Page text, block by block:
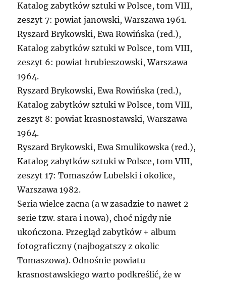
Katalog zabytków sztuki w Polsce, tom VIII,
zeszyt 7: powiat janowski, Warszawa 1961.
Ryszard Brykowski, Ewa Rowińska (red.),
Katalog zabytków sztuki w Polsce, tom VIII,
zeszyt 6: powiat hrubieszowski, Warszawa
1964.
Ryszard Brykowski, Ewa Rowińska (red.),
Katalog zabytków sztuki w Polsce, tom VIII,
zeszyt 8: powiat krasnostawski, Warszawa
1964.
Ryszard Brykowski, Ewa Smulikowska (red.),
Katalog zabytków sztuki w Polsce, tom VIII,
zeszyt 17: Tomaszów Lubelski i okolice,
Warszawa 1982.
Seria wielce zacna (a w zasadzie to nawet 2
serie tzw. stara i nowa), choć nigdy nie
ukończona. Przegląd zabytków + album
fotograficzny (najbogatszy z okolic
Tomaszowa). Odnośnie powiatu
krasnostawskiego warto podkreślić, że w